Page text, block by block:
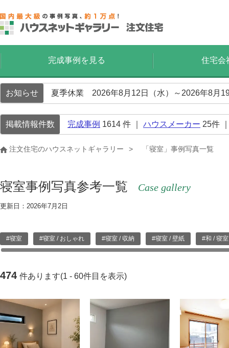
完成事例を見る 住宅会
お知らせ 夏季休業 2026年8月12日（水）～2026年8月
掲載情報件数 完成事例 1614 件 ｜ ハウスメーカー 25件
注文住宅のハウスネットギャラリー 「寝室」事例写真一覧
寝室事例写真参考一覧 Case gallery
更新日：2026年7月2日
#寝室 #寝室 / おしゃれ #寝室 / 収納 #寝室 / 壁紙 #和 / 寝室
474 件あります(1 - 60件目を表示)